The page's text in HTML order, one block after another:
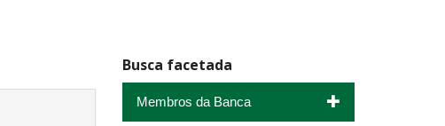
Busca facetada
Membros da Banca